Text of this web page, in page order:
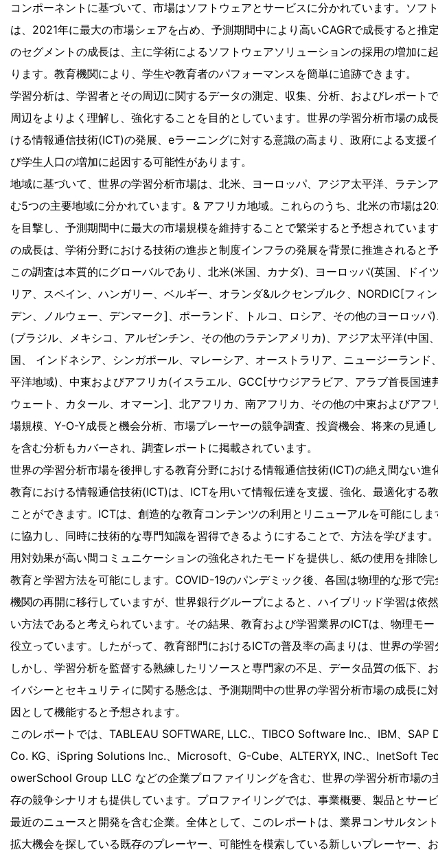
コンポーネントに基づいて、市場はソフトウェアとサービスに分かれています。ソフ
は、2021年に最大の市場シェアを占め、予測期間中により高いCAGRで成長すると推
のセグメントの成長は、主に学術によるソフトウェアソリューションの採用の増加に
ります。教育機関により、学生や教育者のパフォーマンスを簡単に追跡できます。
学習分析は、学習者とその周辺に関するデータの測定、収集、分析、およびレポート
周辺をよりよく理解し、強化することを目的としています。世界の学習分析市場の成
ける情報通信技術(ICT)の発展、eラーニングに対する意識の高まり、政府による支援
び学生人口の増加に起因する可能性があります。
地域に基づいて、世界の学習分析市場は、北米、ヨーロッパ、アジア太平洋、ラテン
む5つの主要地域に分かれています。& アフリカ地域。これらのうち、北米の市場は
を目撃し、予測期間中に最大の市場規模を維持することで繁栄すると予想されていま
の成長は、学術分野における技術の進歩と制度インフラの発展を背景に推進されると予
この調査は本質的にグローバルであり、北米(米国、カナダ)、ヨーロッパ(英国、ドイ
リア、スペイン、ハンガリー、ベルギー、オランダ&ルクセンブルク、NORDIC[フィ
デン、ノルウェー、デンマーク]、ポーランド、トルコ、ロシア、その他のヨーロッパ
(ブラジル、メキシコ、アルゼンチン、その他のラテンアメリカ)、アジア太平洋(中国
国、 インドネシア、シンガポール、マレーシア、オーストラリア、ニュージーランド
平洋地域)、中東およびアフリカ(イスラエル、GCC[サウジアラビア、アラブ首長国連
ウェート、カタール、オマーン]、北アフリカ、南アフリカ、その他の中東およびアフ
場規模、Y-O-Y成長と機会分析、市場プレーヤーの競争調査、投資機会、将来の見通
を含む分析もカバーされ、調査レポートに掲載されています。
世界の学習分析市場を後押しする教育分野における情報通信技術(ICT)の絶え間ない進
教育における情報通信技術(ICT)は、ICTを用いて情報伝達を支援、強化、最適化する
ことができます。ICTは、創造的な教育コンテンツの利用とリニューアルを可能にし
に協力し、同時に技術的な専門知識を習得できるようにすることで、方法を学びます
用対効果が高い間コミュニケーションの強化されたモードを提供し、紙の使用を排除
教育と学習方法を可能にします。COVID-19のパンデミック後、各国は物理的な形で
機関の再開に移行していますが、世界銀行グループによると、ハイブリッド学習は依
い方法であると考えられています。その結果、教育および学習業界のICTは、物理モ
役立っています。したがって、教育部門におけるICTの普及率の高まりは、世界の学習
しかし、学習分析を監督する熟練したリソースと専門家の不足、データ品質の低下、
イバシーとセキュリティに関する懸念は、予測期間中の世界の学習分析市場の成長に
因として機能すると予想されます。
このレポートでは、TABLEAU SOFTWARE, LLC.、TIBCO Software Inc.、IBM、SAP
Co. KG、iSpring Solutions Inc.、Microsoft、G-Cube、ALTERYX, INC.、InetSoft
owerSchool Group LLC などの企業プロファイリングを含む、世界の学習分析市場の
存の競争シナリオも提供しています。プロファイリングでは、事業概要、製品とサービ
最近のニュースと開発を含む企業。全体として、このレポートは、業界コンサルタント
拡大機会を探している既存のプレーヤー、可能性を模索している新しいプレーヤー、